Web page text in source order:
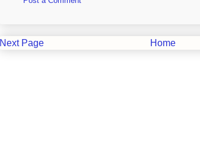
Next Page Home